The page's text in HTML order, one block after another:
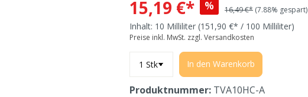
15,19 €* % 16,49 €* (7.88% gespart)
Inhalt: 10 Milliliter (151,90 €* / 100 Milliliter)
Preise inkl. MwSt. zzgl. Versandkosten
In den Warenkorb
Produktnummer: TVA10HC-A